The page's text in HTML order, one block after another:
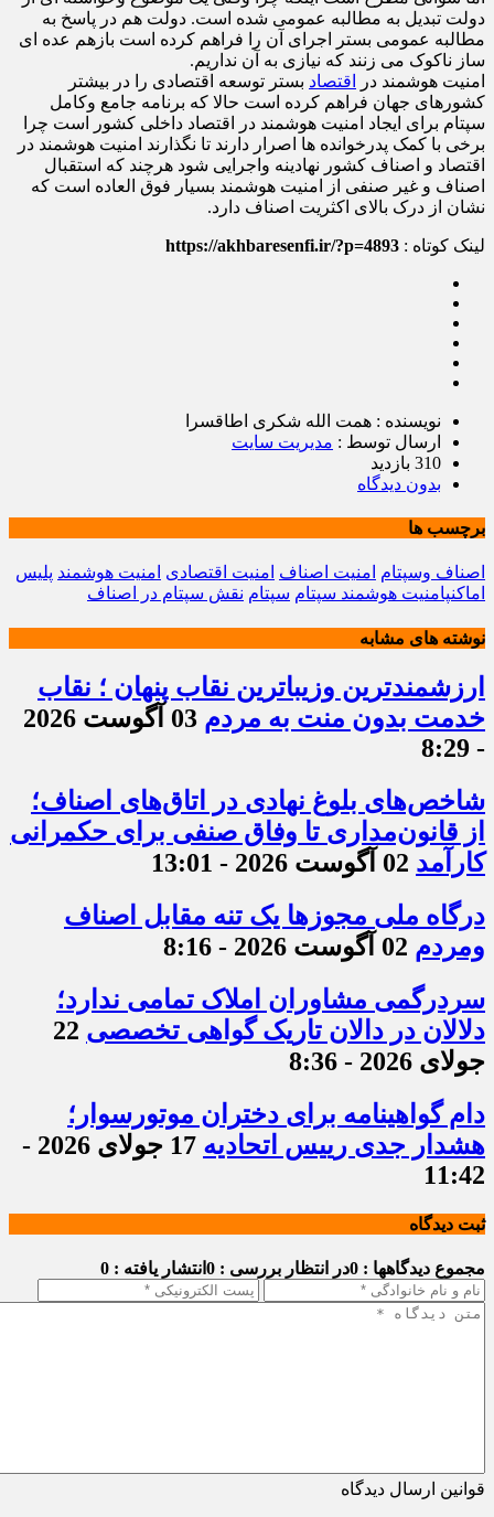
دولت تبدیل به مطالبه عمومی شده است. دولت هم در پاسخ به
مطالبه عمومی بستر اجرای آن را فراهم کرده است بازهم عده ای
ساز ناکوک می زنند که نیازی به آن نداریم.
امنیت هوشمند در
اقتصاد بستر توسعه اقتصادی را در بیشتر
کشورهای جهان فراهم کرده است حالا که برنامه جامع وکامل
سپتام برای ایجاد امنیت هوشمند در اقتصاد داخلی کشور است چرا
برخی با کمک پدرخوانده ها اصرار دارند تا نگذارند امنیت هوشمند در
اقتصاد و اصناف کشور نهادینه واجرایی شود هرچند که استقبال
اصناف و غیر صنفی از امنیت هوشمند بسیار فوق العاده است که
نشان از درک بالای اکثریت اصناف دارد.
لینک کوتاه : https://akhbaresenfi.ir/?p=4893
نویسنده : همت الله شکری اطاقسرا
ارسال توسط : مدیریت سایت
310 بازدید
بدون دیدگاه
برچسب ها
اصناف وسپتام امنیت اصناف امنیت اقتصادی امنیت هوشمند پلیس
اماکنپامنیت هوشمند سپتام سپتام نقش سپتام در اصناف
نوشته های مشابه
ارزشمندترین وزیباترین نقاب پنهان ؛ نقاب
خدمت بدون منت به مردم
03 آگوست 2026
- 8:29
شاخص‌های بلوغ نهادی در اتاق‌های اصناف؛
از قانون‌مداری تا وفاق صنفی برای حکمرانی
کارآمد 02 آگوست 2026 - 13:01
درگاه ملی مجوزها یک تنه مقابل اصناف
ومردم 02 آگوست 2026 - 8:16
سردرگمی مشاوران املاک تمامی ندارد؛
دلالان در دالان تاریک گواهی تخصصی 22
جولای 2026 - 8:36
دام گواهینامه برای دختران موتورسوار؛
هشدار جدی رییس اتحادیه
17 جولای 2026 -
11:42
ثبت دیدگاه
مجموع دیدگاهها : 0 در انتظار بررسی : 0 انتشار یافته : 0
قوانین ارسال دیدگاه